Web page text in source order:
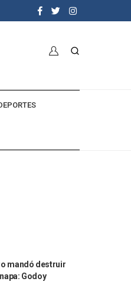
mandó destruir
Godoy